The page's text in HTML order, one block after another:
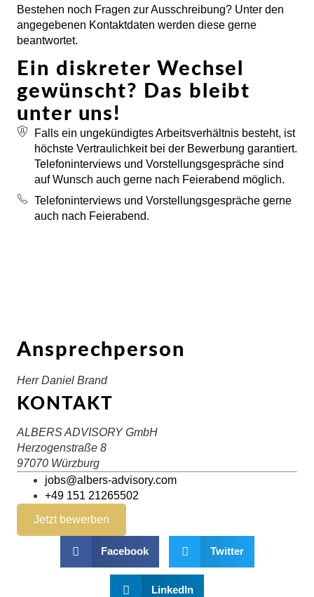
Bestehen noch Fragen zur Ausschreibung? Unter den
angegebenen Kontaktdaten werden diese gerne
beantwortet.
Ein diskreter Wechsel
gewünscht? Das bleibt
unter uns!
Falls ein ungekündigtes Arbeitsverhältnis besteht, ist
höchste Vertraulichkeit bei der Bewerbung garantiert.
Telefoninterviews und Vorstellungsgespräche sind
auf Wunsch auch gerne nach Feierabend möglich.
Telefoninterviews und Vorstellungsgespräche gerne
auch nach Feierabend.
Ansprechperson
Herr Daniel Brand
KONTAKT
ALBERS ADVISORY GmbH
Herzogenstraße 8
97070 Würzburg
jobs@albers-advisory.com
+49 151 21265502
Jetzt bewerben
Facebook Twitter
LinkedIn